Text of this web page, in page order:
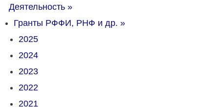
Деятельность »
Гранты РФФИ, РНФ и др. »
2025
2024
2023
2022
2021